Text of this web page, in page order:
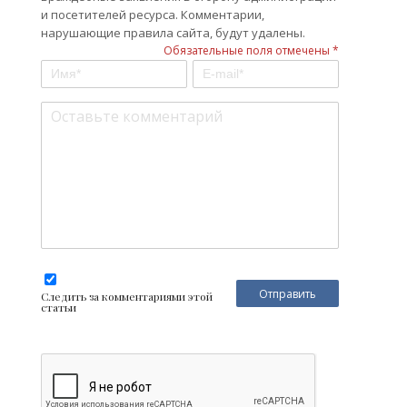
и посетителей ресурса. Комментарии,
нарушающие правила сайта, будут удалены.
Обязательные поля отмечены *
Следить за комментариями этой
статьи